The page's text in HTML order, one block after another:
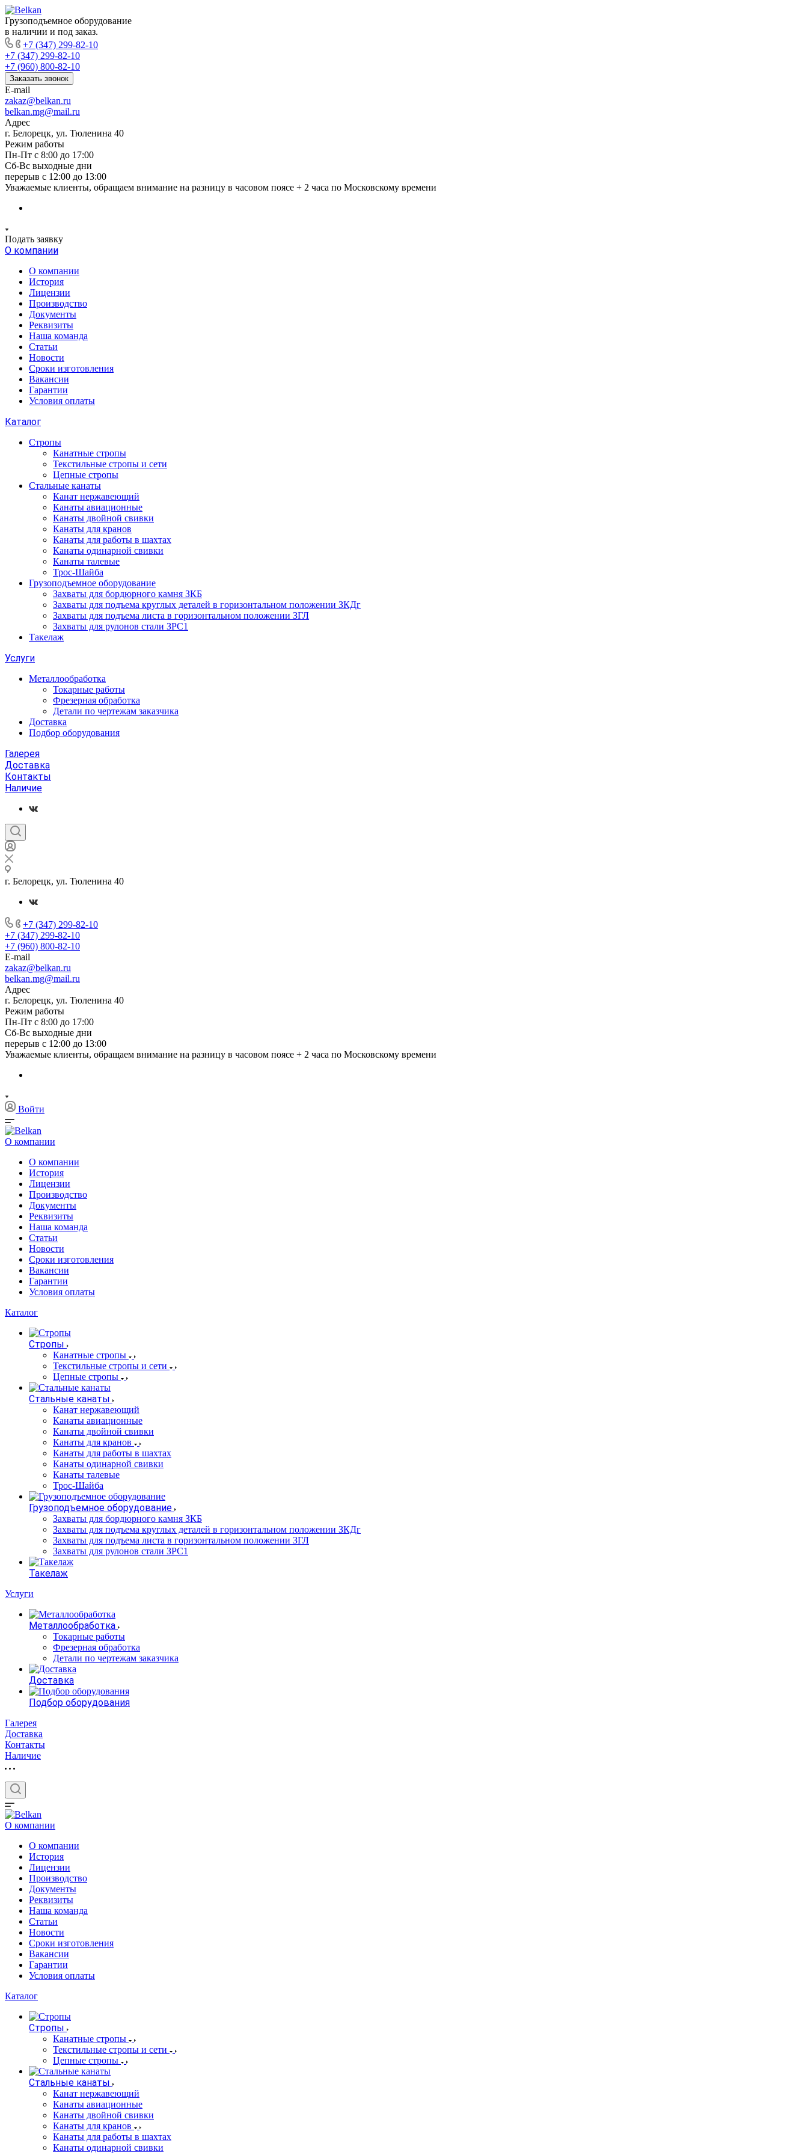
Грузоподъемное оборудование
в наличии и под заказ.
+7 (347) 299-82-10
+7 (347) 299-82-10
+7 (960) 800-82-10
Заказать звонок
E-mail
zakaz@belkan.ru
belkan.mg@mail.ru
Адрес
г. Белорецк, ул. Тюленина 40
Режим работы
Пн-Пт с 8:00 до 17:00
Сб-Вс выходные дни
перерыв с 12:00 до 13:00
Уважаемые клиенты, обращаем внимание на разницу в часовом поясе + 2 часа по Московскому времени
Подать заявку
О компании
О компании
История
Лицензии
Производство
Документы
Реквизиты
Наша команда
Статьи
Новости
Сроки изготовления
Вакансии
Гарантии
Условия оплаты
Каталог
Стропы
Канатные стропы
Текстильные стропы и сети
Цепные стропы
Стальные канаты
Канат нержавеющий
Канаты авиационные
Канаты двойной свивки
Канаты для кранов
Канаты для работы в шахтах
Канаты одинарной свивки
Канаты талевые
Трос-Шайба
Грузоподъемное оборудование
Захваты для бордюрного камня ЗКБ
Захваты для подъема круглых деталей в горизонтальном положении ЗКДг
Захваты для подъема листа в горизонтальном положении ЗГЛ
Захваты для рулонов стали ЗРС1
Такелаж
Услуги
Металлообработка
Токарные работы
Фрезерная обработка
Детали по чертежам заказчика
Доставка
Подбор оборудования
Галерея
Доставка
Контакты
Наличие
г. Белорецк, ул. Тюленина 40
+7 (347) 299-82-10
+7 (347) 299-82-10
+7 (960) 800-82-10
E-mail
zakaz@belkan.ru
belkan.mg@mail.ru
Адрес
г. Белорецк, ул. Тюленина 40
Режим работы
Пн-Пт с 8:00 до 17:00
Сб-Вс выходные дни
перерыв с 12:00 до 13:00
Уважаемые клиенты, обращаем внимание на разницу в часовом поясе + 2 часа по Московскому времени
Войти
О компании
О компании
История
Лицензии
Производство
Документы
Реквизиты
Наша команда
Статьи
Новости
Сроки изготовления
Вакансии
Гарантии
Условия оплаты
Каталог
Стропы
Канатные стропы
Текстильные стропы и сети
Цепные стропы
Стальные канаты
Канат нержавеющий
Канаты авиационные
Канаты двойной свивки
Канаты для кранов
Канаты для работы в шахтах
Канаты одинарной свивки
Канаты талевые
Трос-Шайба
Грузоподъемное оборудование
Захваты для бордюрного камня ЗКБ
Захваты для подъема круглых деталей в горизонтальном положении ЗКДг
Захваты для подъема листа в горизонтальном положении ЗГЛ
Захваты для рулонов стали ЗРС1
Такелаж
Услуги
Металлообработка
Токарные работы
Фрезерная обработка
Детали по чертежам заказчика
Доставка
Подбор оборудования
Галерея
Доставка
Контакты
Наличие
О компании
О компании
История
Лицензии
Производство
Документы
Реквизиты
Наша команда
Статьи
Новости
Сроки изготовления
Вакансии
Гарантии
Условия оплаты
Каталог
Стропы
Канатные стропы
Текстильные стропы и сети
Цепные стропы
Стальные канаты
Канат нержавеющий
Канаты авиационные
Канаты двойной свивки
Канаты для кранов
Канаты для работы в шахтах
Канаты одинарной свивки